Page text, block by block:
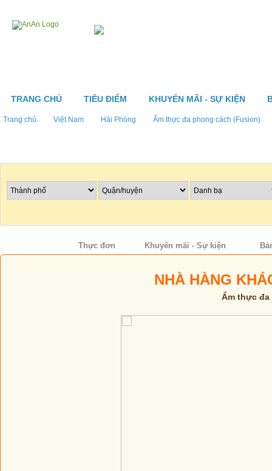
TRANG CHỦ TIÊU ĐIỂM KHUYẾN MÃI - SỰ KIỆN
Trang chủ Việt Nam Hải Phòng Ẩm thực đa phong cách (Fusion)
Thực đơn Khuyến mãi - Sự kiện
NHÀ HÀNG
Ẩm thực